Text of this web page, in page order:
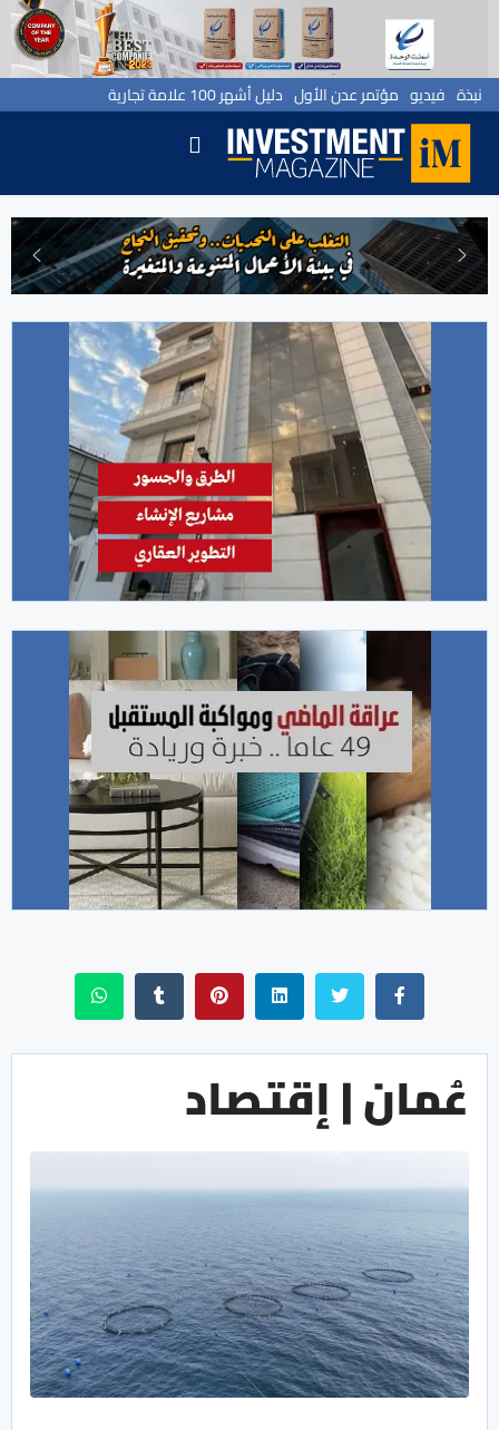
نبذة فيديو مؤتمر عدن الأول دليل أشهر 100 علامة تجارية
عُمان | إقتصاد